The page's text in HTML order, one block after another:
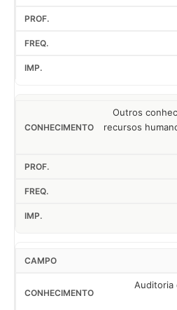
Outros
recursos
Auditoria